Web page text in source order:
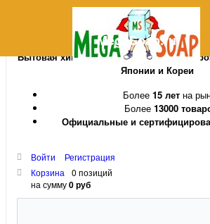
MegaSoap.ru
Бытовая химия и косметика оптом и в
Японии и Кореи
Более 15 летна
Более 13000
Официальные и
Войти
Регистрация
Корзина
0 позиций
на сумму0 руб